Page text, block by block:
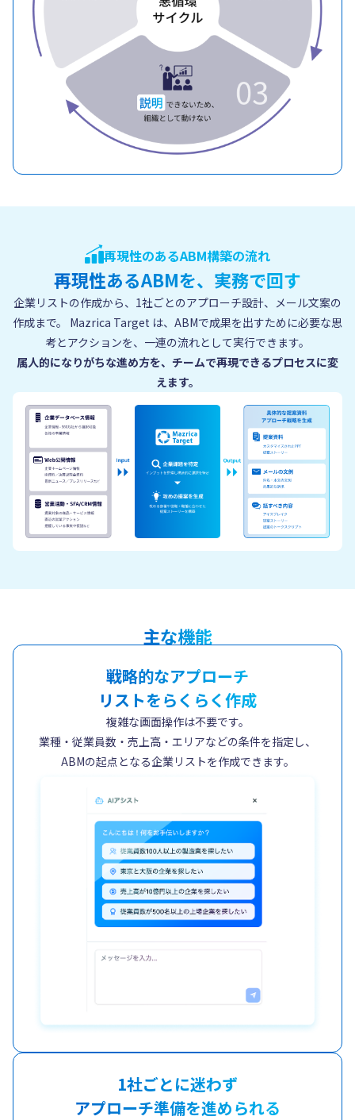
再現性のあるABM構築の流れ
再現性あるABMを、実務で回す
企業リストの作成から、1社ごとのアプローチ設計、メール文案の
作成まで。
Mazrica Target は、ABMで成果を出すために必要な思
考とアクションを、一連の流れとして実行できます。
属人的になりがちな進め方を、チームで再現できるプロセスに変
えます。
主な機能
戦略的なアプローチ
リストをらくらく作成
複雑な画面操作は不要です。
業種・従業員数・売上高・エリアなどの条件を指定し、
ABMの起点となる企業リストを作成できます。
1社ごとに迷わず
アプローチ準備を進められる